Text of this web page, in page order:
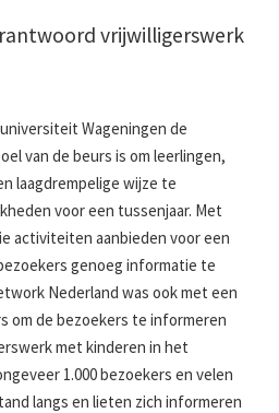
vrijwilligerswerk
Wageningen de
van de beurs is om leerlingen,
laagdrempelige wijze te
voor een tussenjaar. Met
activiteiten aanbieden voor een
genoeg informatie te
Nederland was ook met een
om de bezoekers te informeren
met kinderen in het
1.000 bezoekers en velen
langs en lieten zich informeren